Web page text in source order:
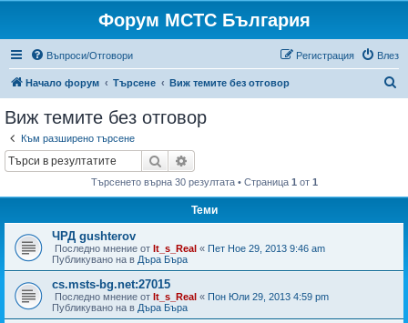
Форум МСТС България
Въпроси/Отговори Влез
Регистрация
Начало форум Търсене Виж темите без отговор
Виж темите без отговор
Към разширено търсене
Търсене
Търсенето върна 30 резултата • Страница 1 от 1
Теми
ЧРД gushterov
Последно мнение от It_s_Real « Пет Ное 29, 2013 9:46 am
Публикувано на в Дъра Бъра
cs.msts-bg.net:27015
Последно мнение от It_s_Real « Пон Юли 29, 2013 4:59 pm
Публикувано на в Дъра Бъра